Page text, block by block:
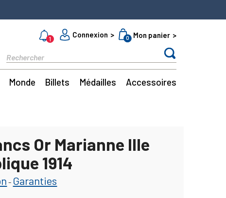
1
Connexion 0 Mon panier
Monde Billets Médailles Accessoires
Or Marianne IIIe
1914
- Garanties